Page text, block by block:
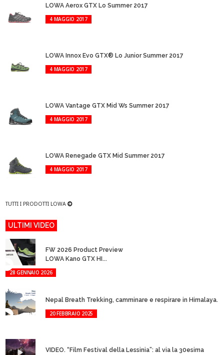
LOWA Aerox GTX Lo Summer 2017
4 MAGGIO 2017
LOWA Innox Evo GTX® Lo Junior Summer 2017
4 MAGGIO 2017
LOWA Vantage GTX Mid Ws Summer 2017
4 MAGGIO 2017
LOWA Renegade GTX Mid Summer 2017
4 MAGGIO 2017
TUTTI I PRODOTTI LOWA
ULTIMI VIDEO
FW 2026 Product Preview
LOWA Kano GTX HI...
28 GENNAIO 2026
Nepal Breath Trekking, camminare e respirare in Himalaya.
20 FEBBRAIO 2025
VIDEO. “Film Festival della Lessinia”: al via la 30esima